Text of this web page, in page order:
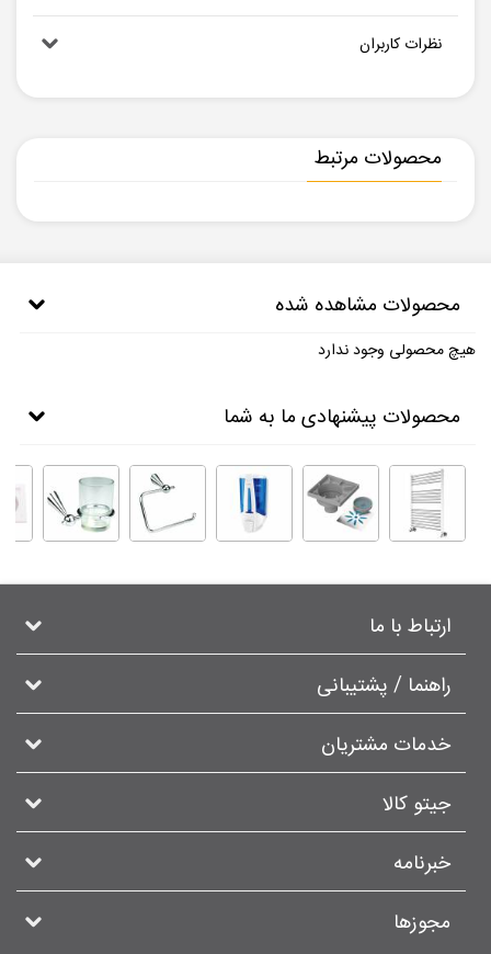
نظرات کاربران
محصولات مرتبط
محصولات مشاهده شده
هیچ محصولی وجود ندارد
محصولات پیشنهادی ما به شما
ارتباط با ما
راهنما / پشتیبانی
خدمات مشتریان
جیتو کالا
خبرنامه
مجوزها